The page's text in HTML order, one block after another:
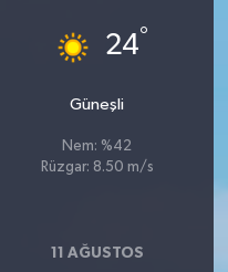
24°
Güneşli
Nem: %42
Rüzgar: 8.50 m/s
11 AĞUSTOS